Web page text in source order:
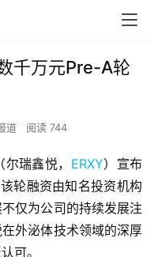
千万元Pre-A轮
道 阅读 744
瑞鑫悦， ERXY）宣布
轮融资由知名投资机构
仅为公司的持续发展注
外泌体技术领域的深厚
可。